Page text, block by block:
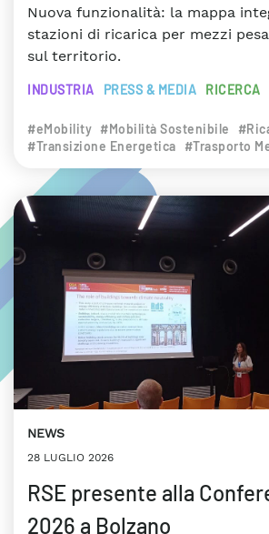
Nuova funzionalità: la mappa
stazioni di ricarica per mezzi
sul territorio.
INDUSTRIA PRESS & MEDIA RICERCA
#eMobility #Mobilità Sostenibile
#Transizione Energetica
#Trasporto
NEWS
28 LUGLIO 2026
RSE presente alla
2026 a Bolzano